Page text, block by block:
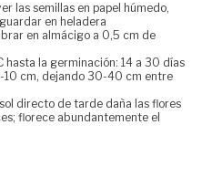
las semillas en papel húmedo,
en heladera
en almácigo a 0,5 cm de
hasta la germinación: 14 a 30 días
10 cm, dejando 30-40 cm entre
directo de tarde daña las flores
florece abundantemente el